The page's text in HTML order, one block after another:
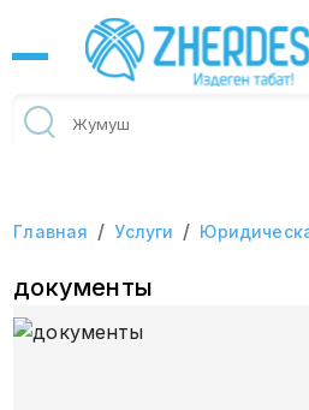
Главная / Услуги /
документы